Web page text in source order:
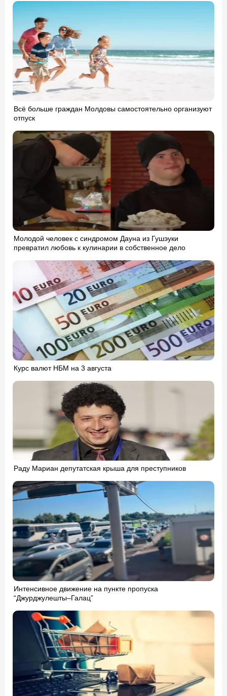
Всё больше граждан Молдовы самостоятельно организуют
отпуск
Молодой человек с синдромом Дауна из Гушэуки
превратил любовь к кулинарии в собственное дело
Курс валют НБМ на 3 августа
Раду Мариан депутатская крыша для преступников
Интенсивное движение на пункте пропуска
“Джурджулешты–Галац”